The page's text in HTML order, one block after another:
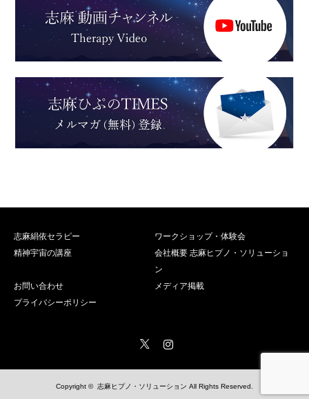
志麻絹依セラピー
ワークショップ・体験会
精神宇宙の講座
会社概要 志麻ヒプノ・ソリューショ
ン
お問い合わせ
メディア掲載
プライバシーポリシー
Copyright © 志麻ヒプノ・ソリューション All Rights Reserved.